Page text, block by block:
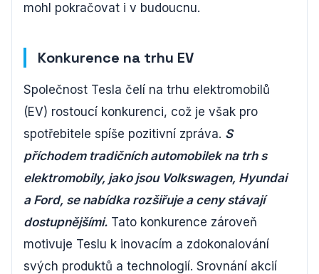
mohl pokračovat i v budoucnu.
Konkurence na trhu EV
Společnost Tesla čelí na trhu elektromobilů
(EV) rostoucí konkurenci, což je však pro
spotřebitele spíše pozitivní zpráva. S
příchodem tradičních automobilek na trh s
elektromobily, jako jsou Volkswagen, Hyundai
a Ford, se nabídka rozšiřuje a ceny stávají
dostupnějšími. Tato konkurence zároveň
motivuje Teslu k inovacím a zdokonalování
svých produktů a technologií. Srovnání akcií